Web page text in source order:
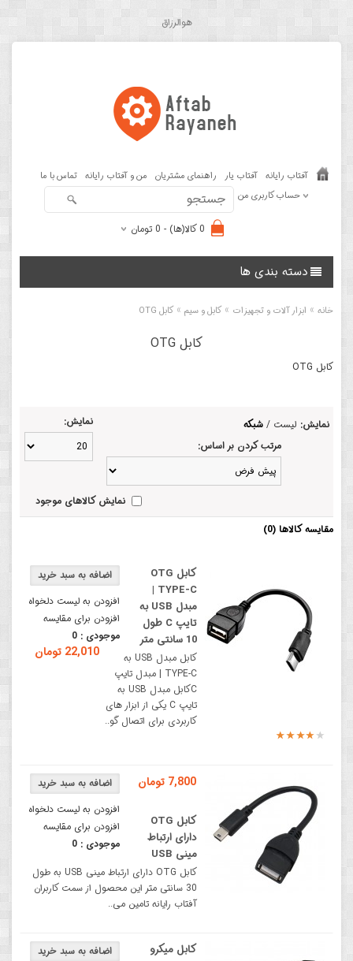
هوالرزاق
آفتاب رایانه آفتاب یار راهنمای مشتریان من و آفتاب رایانه تماس با ما
حساب کاربری من
0 کالا(ها) - 0 تومان
دسته بندی ها
خانه » ابزار آلات و تجهیزات » کابل و سیم » کابل OTG
کابل OTG
کابل OTG
نمایش: لیست / شبکه
نمایش:
مرتب کردن بر اساس:
نمایش کالاهای موجود
مقایسه کالاها (0)
افزودن به لیست دلخواه
افزودن برای مقایسه
موجودی : 0
22,010 تومان
کابل OTG
TYPE-C |
مبدل USB به
تایپ C طول
10 سانتی متر
کابل مبدل USB به
TYPE-C | مبدل تایپ
Cکابل مبدل USB به
تایپ C یکی از ابزار های
کاربردی برای اتصال گو..
افزودن به لیست دلخواه
افزودن برای مقایسه
موجودی : 0
7,800 تومان
کابل OTG
دارای ارتباط
مینی USB
کابل OTG دارای ارتباط مینی USB به طول
30 سانتی متر این محصول از سمت کاربران
آفتاب رایانه تامین می..
کابل میکرو